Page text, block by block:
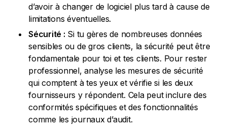
d’avoir à changer de logiciel plus tard à cause de
limitations éventuelles.
Sécurité : Si tu gères de nombreuses données
sensibles ou de gros clients, la sécurité peut être
fondamentale pour toi et tes clients. Pour rester
professionnel, analyse les mesures de sécurité
qui comptent à tes yeux et vérifie si les deux
fournisseurs y répondent. Cela peut inclure des
conformités spécifiques et des fonctionnalités
comme les journaux d’audit.